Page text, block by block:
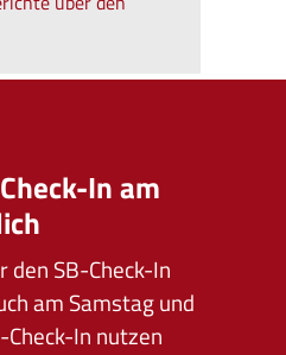
In am
den SB-Check-In
am Samstag und
Check-In nutzen